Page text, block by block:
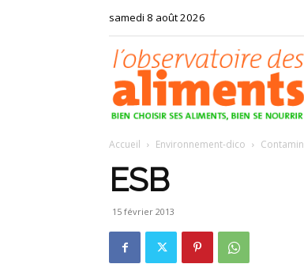
samedi 8 août 2026
Accueil Environnement-dico
ESB
15 février 2013